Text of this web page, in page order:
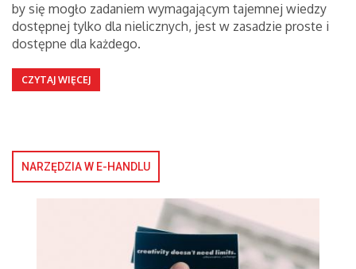
by się mogło zadaniem wymagającym tajemnej wiedzy
dostępnej tylko dla nielicznych, jest w zasadzie proste i
dostępne dla każdego.
CZYTAJ WIĘCEJ
NARZĘDZIA W E-HANDLU